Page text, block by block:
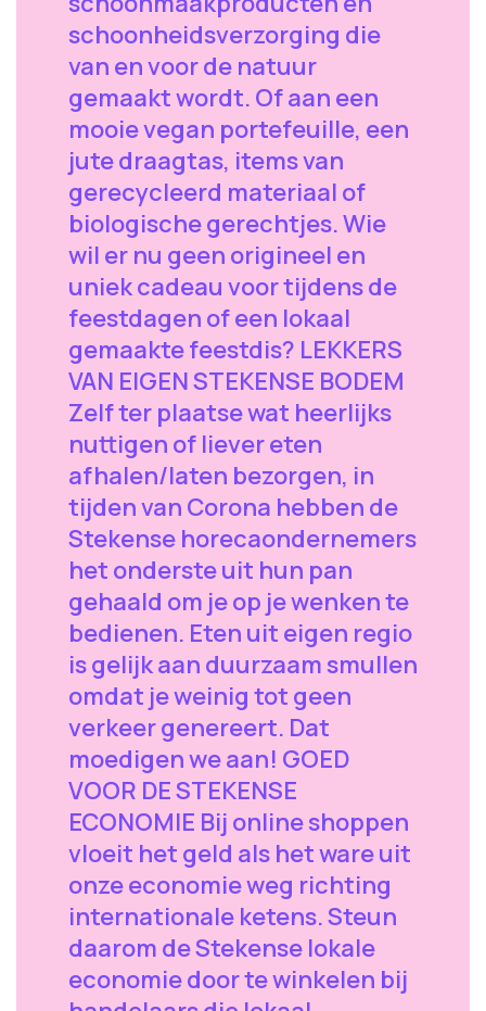
schoonheidsverzorging die
van en voor de natuur
gemaakt wordt. Of aan een
mooie vegan portefeuille, een
jute draagtas, items van
gerecycleerd materiaal of
biologische gerechtjes. Wie
wil er nu geen origineel en
uniek cadeau voor tijdens de
feestdagen of een lokaal
gemaakte feestdis? LEKKERS
VAN EIGEN STEKENSE BODEM
Zelf ter plaatse wat heerlijks
nuttigen of liever eten
afhalen/laten bezorgen, in
tijden van Corona hebben de
Stekense horecaondernemers
het onderste uit hun pan
gehaald om je op je wenken te
bedienen. Eten uit eigen regio
is gelijk aan duurzaam smullen
omdat je weinig tot geen
verkeer genereert. Dat
moedigen we aan! GOED
VOOR DE STEKENSE
ECONOMIE Bij online shoppen
vloeit het geld als het ware uit
onze economie weg richting
internationale ketens. Steun
daarom de Stekense lokale
economie door te winkelen bij